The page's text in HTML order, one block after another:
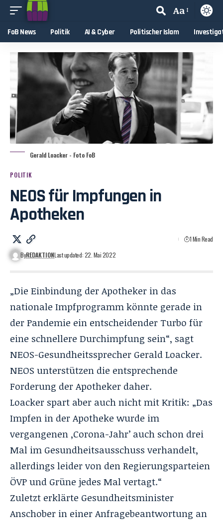
Aa
FoB News Politik AI & Cyber Politischer Islam
Gerald Loacker - Foto FoB
POLITIK
NEOS für Impfungen in
Apotheken
ByREDAKTIONLast updated: 22. Mai 2022
1 Min Read
„Die Einbindung der Apotheker in das
nationale Impfprogramm könnte gerade in
der Pandemie ein entscheidender Turbo für
eine schnellere Durchimpfung sein“, sagt
NEOS-Gesundheitssprecher Gerald Loacker.
NEOS unterstützen die entsprechende
Forderung der Apotheker daher.
Loacker spart aber auch nicht mit Kritik: „Das
Impfen in der Apotheke wurde im
vergangenen ,Corona-Jahr’ auch schon drei
Mal im Gesundheitsausschuss verhandelt,
allerdings leider von den Regierungsparteien
ÖVP und Grüne jedes Mal vertagt.“
Zuletzt erklärte Gesundheitsminister
Anschober in einer Anfragebeantwortung an